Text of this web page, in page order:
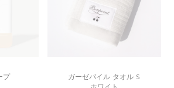
プ
ガーゼパイル タオル S
ホワイト